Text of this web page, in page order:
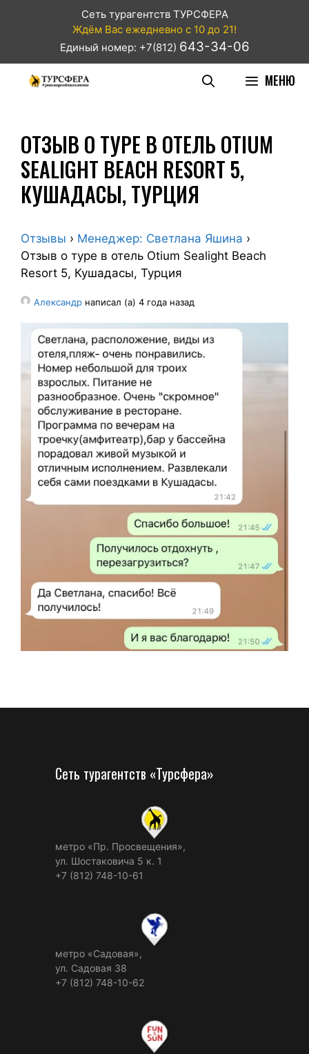
Сеть турагентств ТУРСФЕРА
Ждём Вас ежедневно с 10 до 21!
Единый номер: +7(812) 643-34-06
МЕНЮ
ОТЗЫВ О ТУРЕ В ОТЕЛЬ OTIUM
SEALIGHT BEACH RESORT 5,
КУШАДАСЫ, ТУРЦИЯ
Отзывы › Менеджер: Светлана Яшина ›
Отзыв о туре в отель Otium Sealight Beach
Resort 5, Кушадасы, Турция
Александр написал (а) 4 года назад
Сеть турагентств «Турсфера»
метро «Пр. Просвещения»,
ул. Шостаковича 5 к. 1
+7 (812) 748-10-61
метро «Садовая»,
ул. Садовая 38
+7 (812) 748-10-62